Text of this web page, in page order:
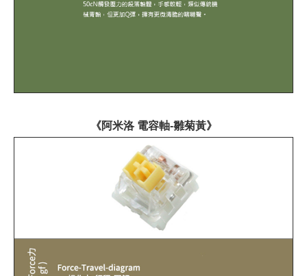
《阿米洛 電容軸-雛菊黃》